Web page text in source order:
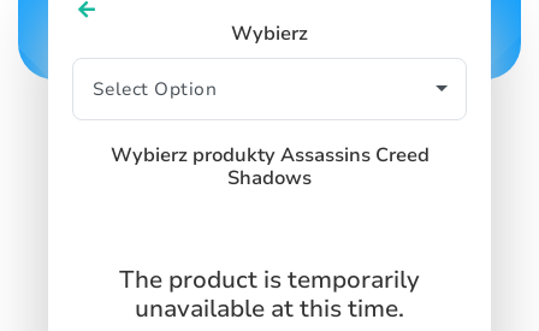
Wybierz
Wybierz produkty Assassins Creed
Shadows
The product is temporarily
unavailable at this time.